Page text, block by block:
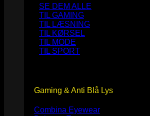
SE DEM ALLE
TIL GAMING
TIL LÆSNING
TIL KØRSEL
TIL MODE
TIL SPORT
Gaming & Anti Blå Lys
Combina Eyewear